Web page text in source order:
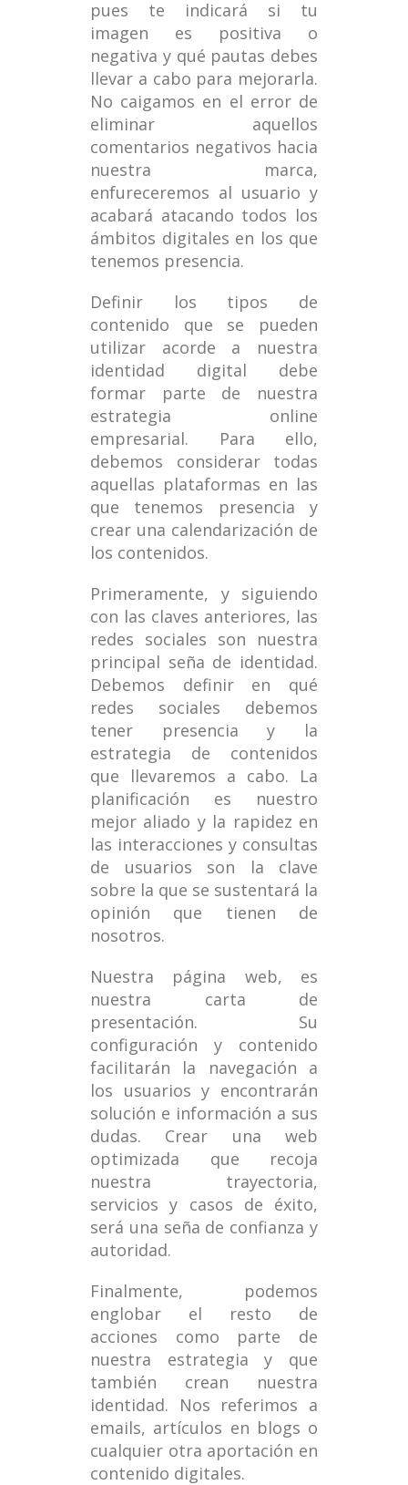
pues te indicará si tu
imagen es positiva o
negativa y qué pautas debes
llevar a cabo para mejorarla.
No caigamos en el error de
eliminar aquellos
comentarios negativos hacia
nuestra marca,
enfureceremos al usuario y
acabará atacando todos los
ámbitos digitales en los que
tenemos presencia.
Definir los tipos de
contenido que se pueden
utilizar acorde a nuestra
identidad digital debe
formar parte de nuestra
estrategia online
empresarial. Para ello,
debemos considerar todas
aquellas plataformas en las
que tenemos presencia y
crear una calendarización de
los contenidos.
Primeramente, y siguiendo
con las claves anteriores, las
redes sociales son nuestra
principal seña de identidad.
Debemos definir en qué
redes sociales debemos
tener presencia y la
estrategia de contenidos
que llevaremos a cabo. La
planificación es nuestro
mejor aliado y la rapidez en
las interacciones y consultas
de usuarios son la clave
sobre la que se sustentará la
opinión que tienen de
nosotros.
Nuestra página web, es
nuestra carta de
presentación. Su
configuración y contenido
facilitarán la navegación a
los usuarios y encontrarán
solución e información a sus
dudas. Crear una web
optimizada que recoja
nuestra trayectoria,
servicios y casos de éxito,
será una seña de confianza y
autoridad.
Finalmente, podemos
englobar el resto de
acciones como parte de
nuestra estrategia y que
también crean nuestra
identidad. Nos referimos a
emails, artículos en blogs o
cualquier otra aportación en
contenido digitales.